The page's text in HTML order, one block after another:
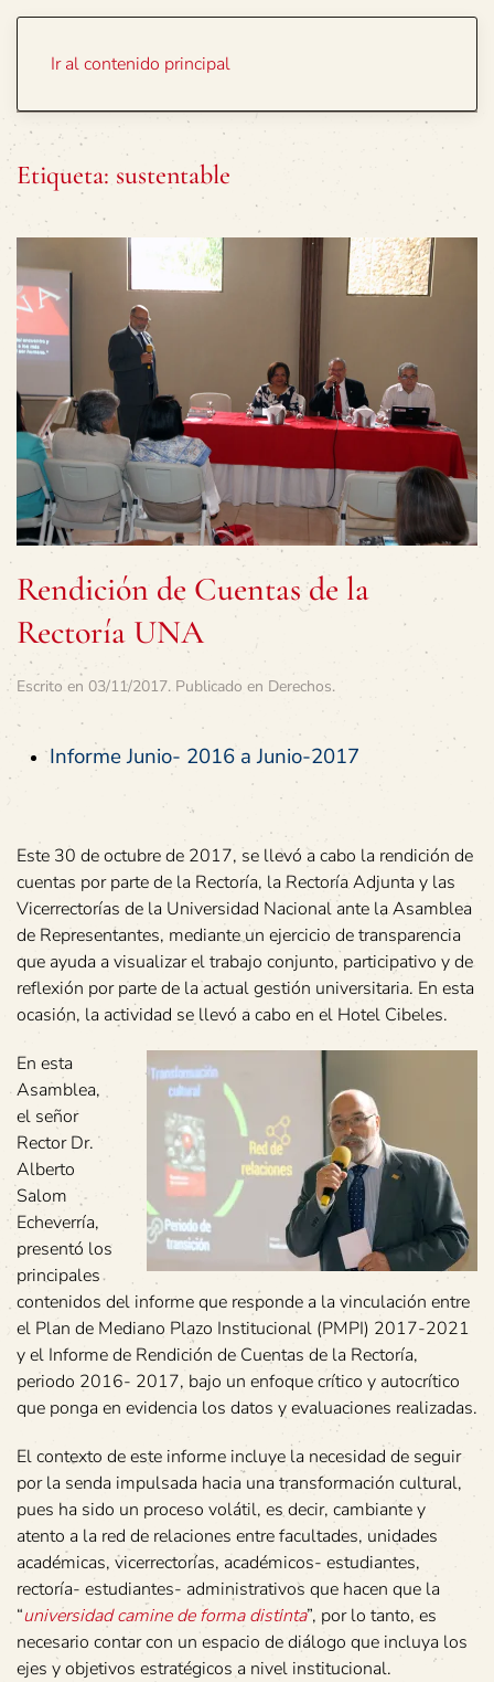
Ir al contenido principal
Etiqueta: sustentable
Rendición de Cuentas de la
Rectoría UNA
Escrito en 03/11/2017. Publicado en Derechos.
Informe Junio- 2016 a Junio-2017
Este 30 de octubre de 2017, se llevó a cabo la rendición de
cuentas por parte de la Rectoría, la Rectoría Adjunta y las
Vicerrectorías de la Universidad Nacional ante la Asamblea
de Representantes, mediante un ejercicio de transparencia
que ayuda a visualizar el trabajo conjunto, participativo y de
reflexión por parte de la actual gestión universitaria. En esta
ocasión, la actividad se llevó a cabo en el Hotel Cibeles.
En esta
Asamblea,
el señor
Rector Dr.
Alberto
Salom
Echeverría,
presentó los
principales
contenidos del informe que responde a la vinculación entre
el Plan de Mediano Plazo Institucional (PMPI) 2017-2021
y el Informe de Rendición de Cuentas de la Rectoría,
periodo 2016- 2017, bajo un enfoque crítico y autocrítico
que ponga en evidencia los datos y evaluaciones realizadas.
El contexto de este informe incluye la necesidad de seguir
por la senda impulsada hacia una transformación cultural,
pues ha sido un proceso volátil, es decir, cambiante y
atento a la red de relaciones entre facultades, unidades
académicas, vicerrectorías, académicos- estudiantes,
rectoría- estudiantes- administrativos que hacen que la
“universidad camine de forma distinta”, por lo tanto, es
necesario contar con un espacio de diálogo que incluya los
ejes y objetivos estratégicos a nivel institucional.